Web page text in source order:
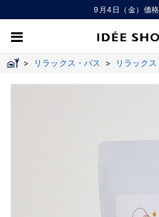
9月4日（金）価
> リラックス・バス > リラック